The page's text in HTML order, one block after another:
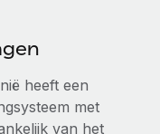
wereldwijde
2016...
heeft een
met
van het